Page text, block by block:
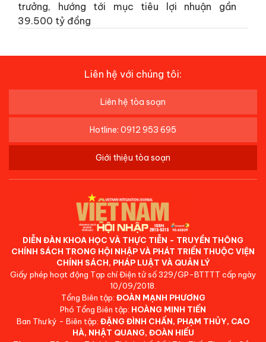
trưởng, hướng tới mục tiêu lợi nhuận gần
39.500 tỷ đồng
Liên hệ với chúng tôi:
Liên hệ tòa soạn
Hotline: 0912 953 695
Giới thiệu tòa soạn
DIỄN ĐÀN KHOA HỌC VÀ THỰC TIỄN - TRUYỀN THÔNG
CHÍNH SÁCH TRONG HỘI NHẬP VÀ PHÁT TRIỂN THUỘC VIỆN
CHÍNH SÁCH, PHÁP LUẬT VÀ QUẢN LÝ
Giấy phép hoạt động Tạp chí Điện tử số 329/GP-BTTTT cấp ngày
10/09/2018.
Tổng Biên tập: ĐOÀN MẠNH PHƯƠNG
Phó Tổng Biên tập: HOÀNG MINH TIẾN
Ban Thư ký - Biên tập: ĐẶNG ĐÌNH CHẤN, PHẠM THỦY, CAO
HÀ, NHẬT QUANG, ĐOÀN HIẾU